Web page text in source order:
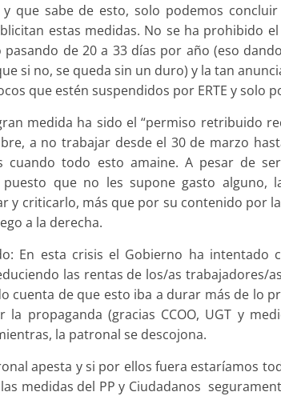
y que sabe de esto, solo podemos
estas medidas. No se ha prohibido
pasando de 20 a 33 días por año (eso
si no, se queda sin un duro) y la tan
que estén suspendidos por ERTE y solo
medida ha sido el “permiso retribuido
a no trabajar desde el 30 de marzo
cuando todo esto amaine. A pesar de
puesto que no les supone gasto
y criticarlo, más que por su contenido por
a la derecha.
En esta crisis el Gobierno ha
las rentas de los/as trabajadores/
cuenta de que esto iba a durar más de lo
la propaganda (gracias CCOO, UGT y
la patronal se descojona.
apesta y si por ellos fuera estaríamos
medidas del PP y Ciudadanos